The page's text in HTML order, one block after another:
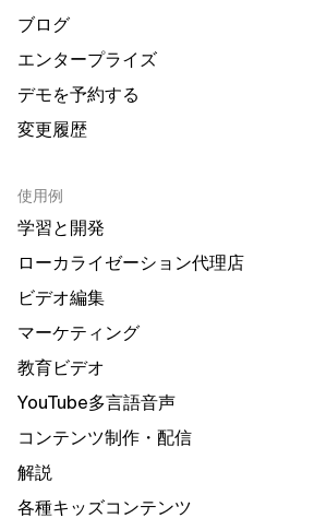
ブログ
エンタープライズ
デモを予約する
変更履歴
使用例
学習と開発
ローカライゼーション代理店
ビデオ編集
マーケティング
教育ビデオ
YouTube多言語音声
コンテンツ制作・配信
解説
各種キッズコンテンツ